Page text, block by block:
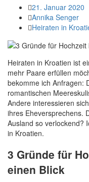
21. Januar 2020
Annika Senger
Heiraten in
Heiraten in Kroatien ist
mehr Paare erfüllen
bekomme ich Anfragen:
romantischen
Andere interessieren
ihres Eheversprechens.
Ausland so verlockend?
in Kroatien.
3 Gründe für
einen Blick